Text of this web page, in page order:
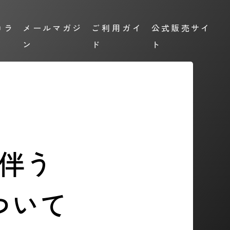
メールマガジ
ン
ご利用ガイ
ド
公式販売サイ
ト
う
いて